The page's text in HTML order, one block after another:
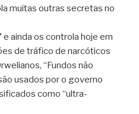
muitas outras secretas no
ainda os controla hoje em
de tráfico de narcóticos
“Fundos não
usados por o governo
como “ultra-